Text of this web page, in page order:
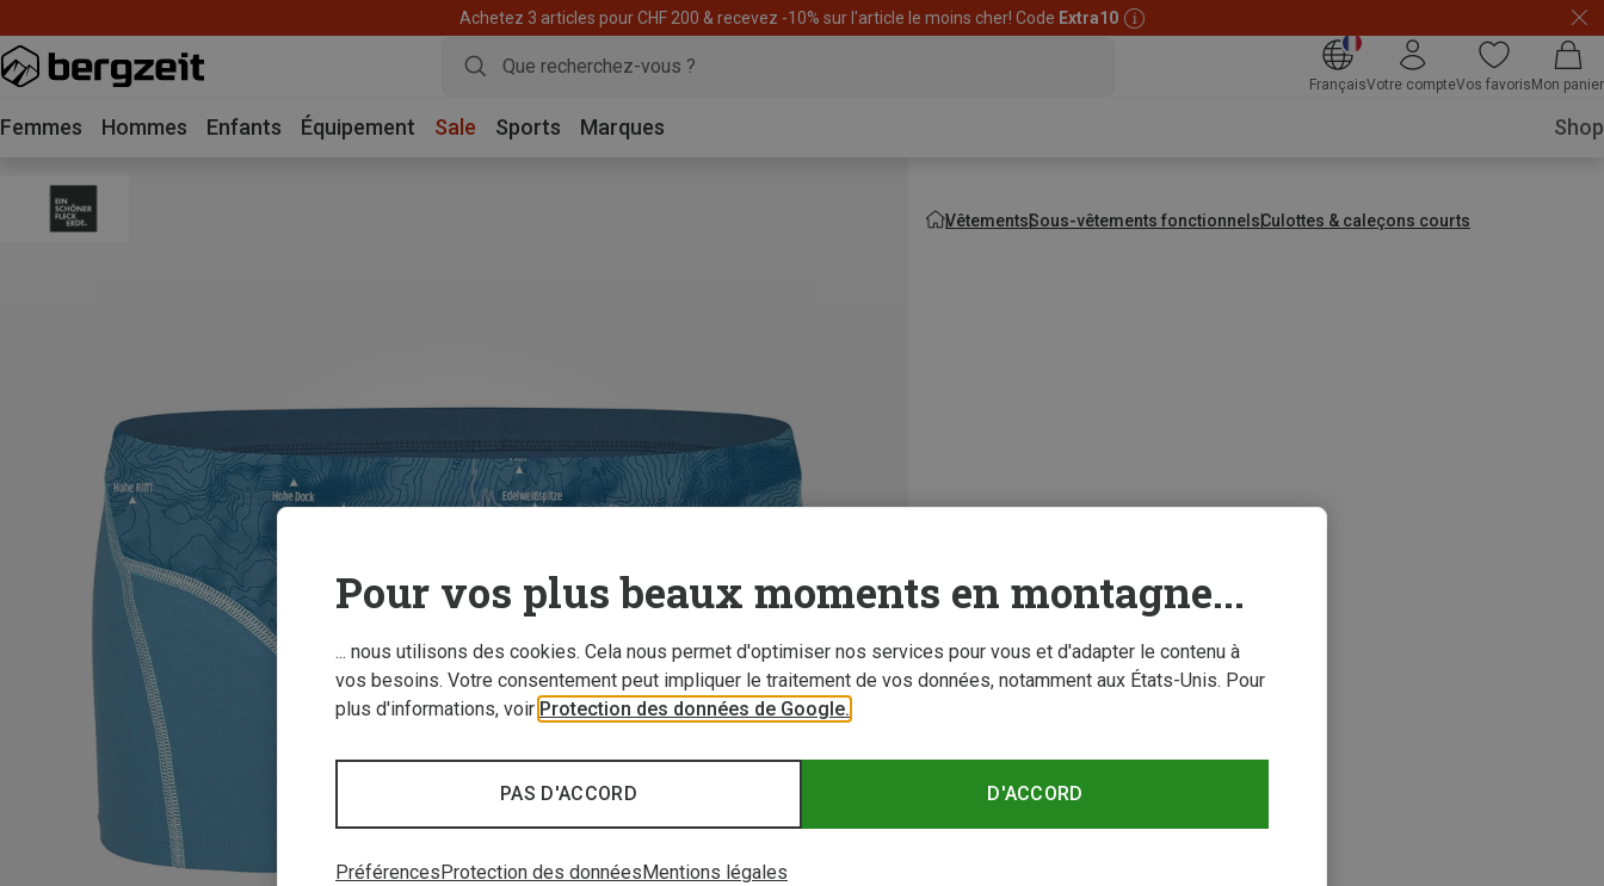
Achetez 3 articles pour CHF 200 & recevez -10% sur l'article le moins cher! Code Extra10
FrançaisVotre compteVos favoris Mon panier
Femmes Hommes Enfants Équipement Sale Sports Marques Shop
VêtementsSous-vêtements fonctionnelsCulottes & caleçons courts
Pour vos plus beaux moments en montagne...
... nous utilisons des cookies. Cela nous permet d'optimiser nos services pour vous et d'adapter le contenu à
vos besoins. Votre consentement peut impliquer le traitement de vos données, notamment aux États-Unis. Pour
plus d'informations, voir Protection des données de Google.
D'ACCORD
PAS D'ACCORD
PréférencesProtection des donnéesMentions légales